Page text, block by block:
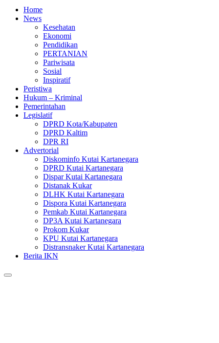
Home
News
Kesehatan
Ekonomi
Pendidikan
PERTANIAN
Pariwisata
Sosial
Inspiratif
Peristiwa
Hukum – Kriminal
Pemerintahan
Legislatif
DPRD Kota/Kabupaten
DPRD Kaltim
DPR RI
Advertorial
Diskominfo Kutai Kartanegara
DPRD Kutai Kartanegara
Dispar Kutai Kartanegara
Distanak Kukar
DLHK Kutai Kartanegara
Dispora Kutai Kartanegara
Pemkab Kutai Kartanegara
DP3A Kutai Kartanegara
Prokom Kukar
KPU Kutai Kartanegara
Distransnaker Kutai Kartanegara
Berita IKN